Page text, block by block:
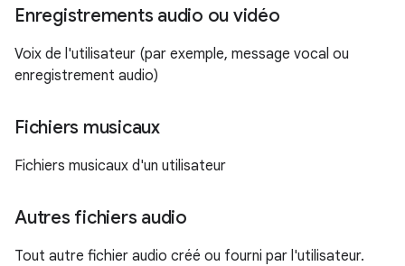
Enregistrements audio ou vidéo
Voix de l'utilisateur (par exemple, message vocal ou
enregistrement audio)
Fichiers musicaux
Fichiers musicaux d'un utilisateur
Autres fichiers audio
Tout autre fichier audio créé ou fourni par l'utilisateur.